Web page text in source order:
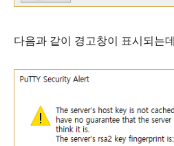
다음과 같이 경고창이 표시되는데